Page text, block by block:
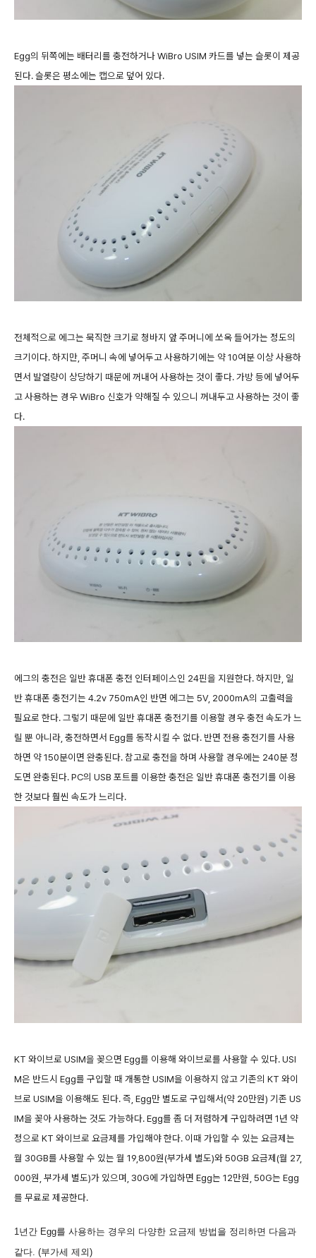
Egg의 뒤쪽에는 배터리를 충전하거나 WiBro USIM 카드를 넣는 슬롯이 제공
된다. 슬롯은 평소에는 캡으로 덮어 있다.
전체적으로 에그는 묵직한 크기로 청바지 앞 주머니에 쏘옥 들어가는 정도의
크기이다. 하지만, 주머니 속에 넣어두고 사용하기에는 약 10여분 이상 사용하
면서 발열량이 상당하기 때문에 꺼내어 사용하는 것이 좋다. 가방 등에 넣어두
고 사용하는 경우 WiBro 신호가 약해질 수 있으니 꺼내두고 사용하는 것이 좋
다.
에그의 충전은 일반 휴대폰 충전 인터페이스인 24핀을 지원한다. 하지만, 일
반 휴대폰 충전기는 4.2v 750mA인 반면 에그는 5V, 2000mA의 고출력을
필요로 한다. 그렇기 때문에 일반 휴대폰 충전기를 이용할 경우 충전 속도가 느
릴 뿐 아니라, 충전하면서 Egg를 동작시킬 수 없다. 반면 전용 충전기를 사용
하면 약 150분이면 완충된다. 참고로 충전을 하며 사용할 경우에는 240분 정
도면 완충된다. PC의 USB 포트를 이용한 충전은 일반 휴대폰 충전기를 이용
한 것보다 훨씬 속도가 느리다.
KT 와이브로 USIM을 꽂으면 Egg를 이용해 와이브로를 사용할 수 있다. USI
M은 반드시 Egg를 구입할 때 개통한 USIM을 이용하지 않고 기존의 KT 와이
브로 USIM을 이용해도 된다. 즉, Egg만 별도로 구입해서(약 20만원) 기존 US
IM을 꽂아 사용하는 것도 가능하다. Egg를 좀 더 저렴하게 구입하려면 1년 약
정으로 KT 와이브로 요금제를 가입해야 한다. 이때 가입할 수 있는 요금제는
월 30GB를 사용할 수 있는 월 19,800원(부가세 별도)와 50GB 요금제(월 27,
000원, 부가세 별도)가 있으며, 30G에 가입하면 Egg는 12만원, 50G는 Egg
를 무료로 제공한다.
1년간 Egg를 사용하는 경우의 다양한 요금제 방법을 정리하면 다음과
같다. (부가세 제외)